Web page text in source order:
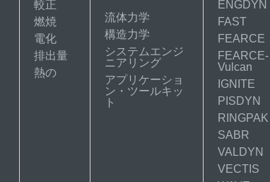
較正
燃焼
電化
排出量
熱の
流体力学
構造力学
システムエンジ
ニアリング
アプリケーショ
ン・ツールキッ
ト
ENGDYN
FAST
FEARCE
FEARCE-
Vulcan
IGNITE
PISDYN
RINGPAK
SABR
VALDYN
VECTIS